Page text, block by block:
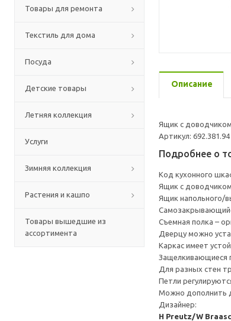
Товары для ремонта
Текстиль для дома
Посуда
Детские товары
Летняя коллекция
Услуги
Зимняя коллекция
Растения и кашпо
Товары вышедшие из
ассортимента
Описание
Ящик с
Артикул: 692.381.94
Подробнее о
Код кухонного
Ящик с
Ящик напольного/
Съемная полка –
Дверцу можно
Каркас имеет
Защелкивающиеся
Для разных стен
Петли
Можно дополнить
Дизайнер:
H Preutz/W